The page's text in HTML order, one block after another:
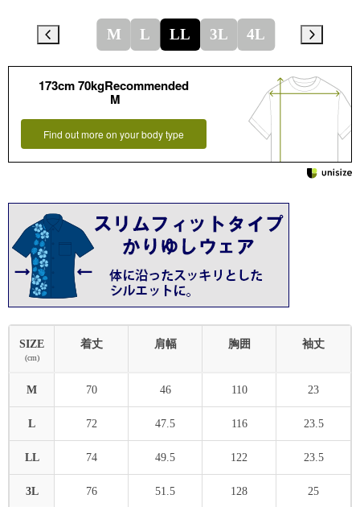
M L LL 3L 4L
173cm 70kgRecommended
M
Find out more on your body type
SIZE
(cm)
着丈 肩幅 胸囲 袖丈
M 70 46 110 23
L 72 47.5 116 23.5
LL 74 49.5 122 23.5
3L 76 51.5 128 25